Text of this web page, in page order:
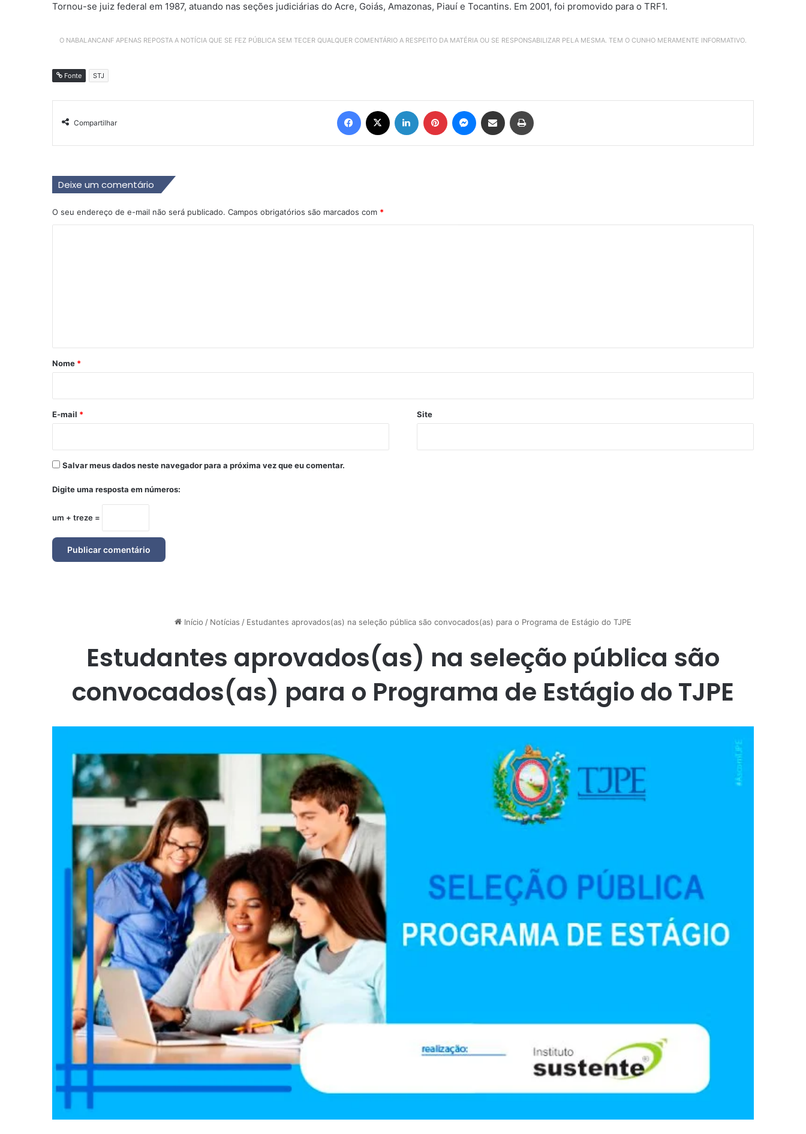
Tornou-se juiz federal em 1987, atuando nas seções judiciárias do Acre, Goiás, Amazonas, Piauí e Tocantins. Em 2001, foi promovido para o TRF1.
O NABALANCANF APENAS REPOSTA A NOTÍCIA QUE SE FEZ PÚBLICA SEM TECER QUALQUER COMENTÁRIO A RESPEITO DA MATÉRIA OU SE RESPONSABILIZAR PELA MESMA. TEM O CUNHO MERAMENTE INFORMATIVO.
Fonte STJ
Compartilhar
Deixe um comentário
O seu endereço de e-mail não será publicado. Campos obrigatórios são marcados com *
r
*
Nome *
E-mail * Site
Salvar meus dados neste navegador para a próxima vez que eu comentar.
Digite uma resposta em números:
um + treze =